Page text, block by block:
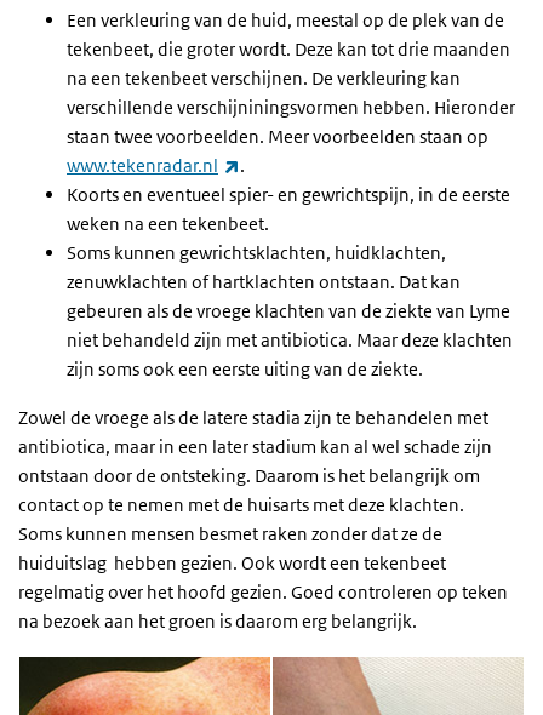
Een verkleuring van de huid, meestal op de plek van de
tekenbeet, die groter wordt. Deze kan tot drie maanden
na een tekenbeet verschijnen. De verkleuring kan
verschillende verschijniningsvormen hebben. Hieronder
staan twee voorbeelden. Meer voorbeelden staan op
www.tekenradar.nl
.
Koorts en eventueel spier- en gewrichtspijn, in de eerste
weken na een tekenbeet.
Soms kunnen gewrichtsklachten, huidklachten,
zenuwklachten of hartklachten ontstaan. Dat kan
gebeuren als de vroege klachten van de ziekte van Lyme
niet behandeld zijn met antibiotica. Maar deze klachten
zijn soms ook een eerste uiting van de ziekte.
Zowel de vroege als de latere stadia zijn te behandelen met
antibiotica, maar in een later stadium kan al wel schade zijn
ontstaan door de ontsteking. Daarom is het belangrijk om
contact op te nemen met de huisarts met deze klachten.
Soms kunnen mensen besmet raken zonder dat ze de
huiduitslag hebben gezien. Ook wordt een tekenbeet
regelmatig over het hoofd gezien. Goed controleren op teken
na bezoek aan het groen is daarom erg belangrijk.